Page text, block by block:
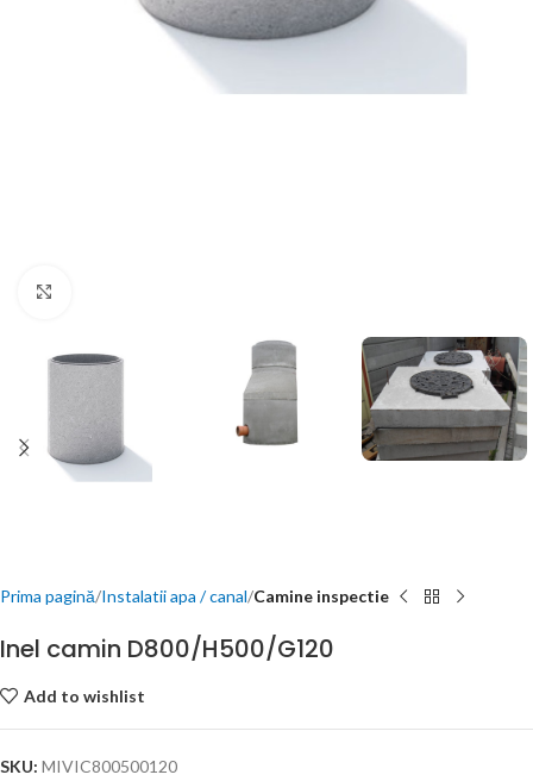
Prima pagină Instalatii apa / canal Camine inspectie
Inel camin D800/H500/G120
Add to wishlist
SKU: MIVIC800500120